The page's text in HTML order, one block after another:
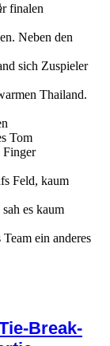
finalen
Neben den
sich Zuspieler
Thailand.
Tom
Finger
Feld, kaum
es kaum
ein anderes
Break-